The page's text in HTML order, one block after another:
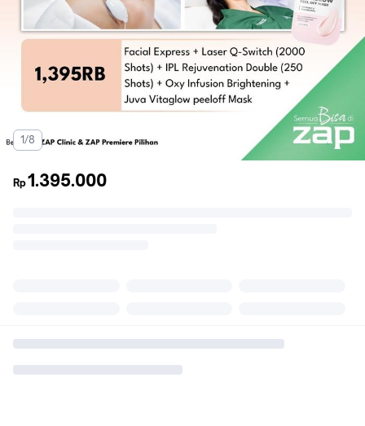
1/8
Rp1.395.000